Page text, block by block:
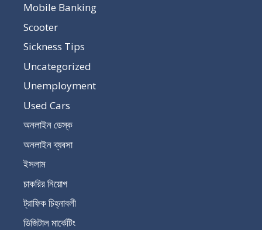
Mobile Banking
Scooter
Sickness Tips
Uncategorized
Unemployment
Used Cars
অনলাইন ডেস্ক
অনলাইন ব্যবসা
ইসলাম
চাকরির নিয়োগ
ট্রাফিক চিহ্নাবলী
ডিজিটাল মার্কেটিং